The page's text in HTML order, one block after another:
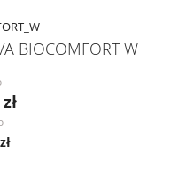
BIOCOMFORT W